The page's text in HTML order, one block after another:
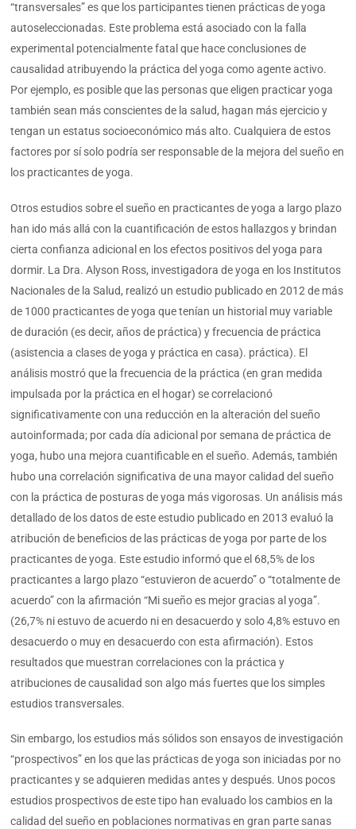
“transversales” es que los participantes tienen prácticas de yoga
autoseleccionadas. Este problema está asociado con la falla
experimental potencialmente fatal que hace conclusiones de
causalidad atribuyendo la práctica del yoga como agente activo.
Por ejemplo, es posible que las personas que eligen practicar yoga
también sean más conscientes de la salud, hagan más ejercicio y
tengan un estatus socioeconómico más alto. Cualquiera de estos
factores por sí solo podría ser responsable de la mejora del sueño en
los practicantes de yoga.
Otros estudios sobre el sueño en practicantes de yoga a largo plazo
han ido más allá con la cuantificación de estos hallazgos y brindan
cierta confianza adicional en los efectos positivos del yoga para
dormir. La Dra. Alyson Ross, investigadora de yoga en los Institutos
Nacionales de la Salud, realizó un estudio publicado en 2012 de más
de 1000 practicantes de yoga que tenían un historial muy variable
de duración (es decir, años de práctica) y frecuencia de práctica
(asistencia a clases de yoga y práctica en casa). práctica). El
análisis mostró que la frecuencia de la práctica (en gran medida
impulsada por la práctica en el hogar) se correlacionó
significativamente con una reducción en la alteración del sueño
autoinformada; por cada día adicional por semana de práctica de
yoga, hubo una mejora cuantificable en el sueño. Además, también
hubo una correlación significativa de una mayor calidad del sueño
con la práctica de posturas de yoga más vigorosas. Un análisis más
detallado de los datos de este estudio publicado en 2013 evaluó la
atribución de beneficios de las prácticas de yoga por parte de los
practicantes de yoga. Este estudio informó que el 68,5% de los
practicantes a largo plazo “estuvieron de acuerdo” o “totalmente de
acuerdo” con la afirmación “Mi sueño es mejor gracias al yoga”.
(26,7% ni estuvo de acuerdo ni en desacuerdo y solo 4,8% estuvo en
desacuerdo o muy en desacuerdo con esta afirmación). Estos
resultados que muestran correlaciones con la práctica y
atribuciones de causalidad son algo más fuertes que los simples
estudios transversales.
Sin embargo, los estudios más sólidos son ensayos de investigación
“prospectivos” en los que las prácticas de yoga son iniciadas por no
practicantes y se adquieren medidas antes y después. Unos pocos
estudios prospectivos de este tipo han evaluado los cambios en la
calidad del sueño en poblaciones normativas en gran parte sanas